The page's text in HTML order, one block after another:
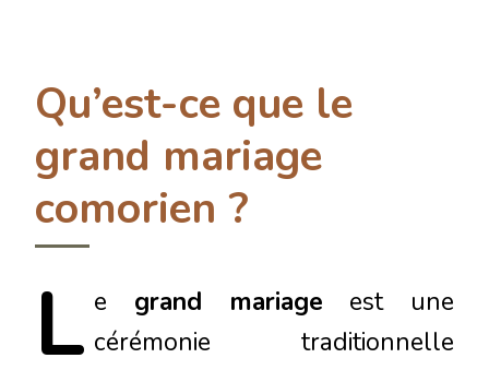
Qu’est-ce que le
grand mariage
comorien ?
L e grand mariage est une
cérémonie traditionnelle